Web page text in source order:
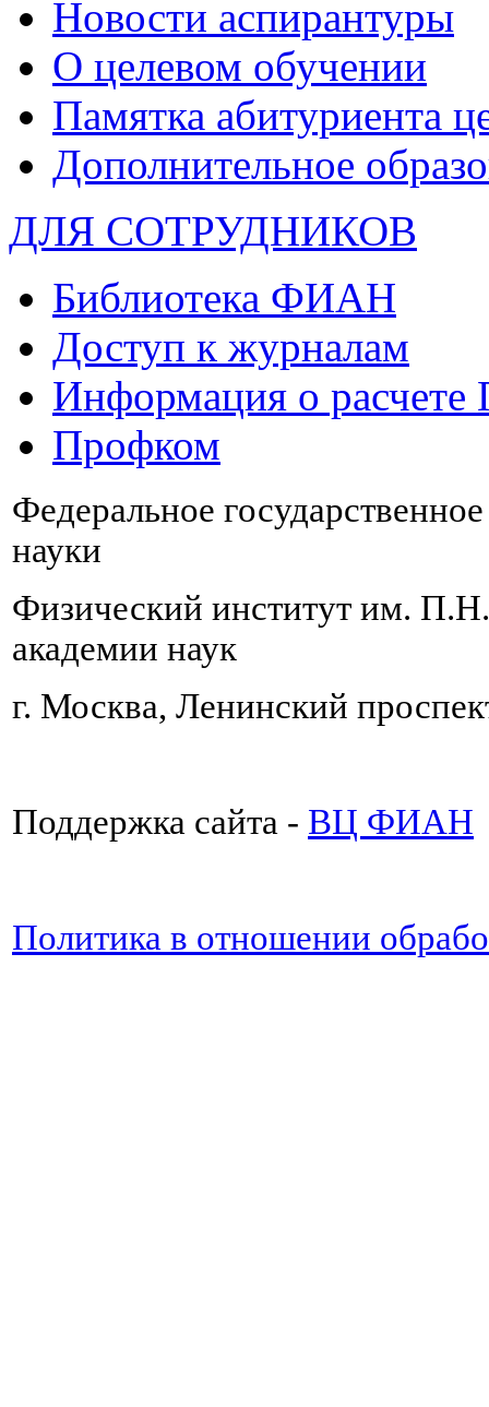
Новости аспирантуры
О целевом обучении
Памятка абитуриента
Дополнительное
ДЛЯ СОТРУДНИКОВ
Библиотека ФИАН
Доступ к журналам
Информация о
Профком
Федеральное
науки
Физический институт им.
академии наук
г. Москва, Ленинский
Поддержка сайта - ВЦ ФИАН
Политика в отношении